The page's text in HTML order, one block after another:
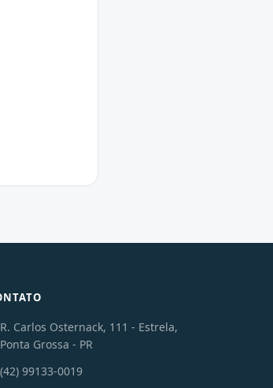
R. Carlos Osternack, 111 - Estrela,
Ponta Grossa - PR
(42) 99133-0019